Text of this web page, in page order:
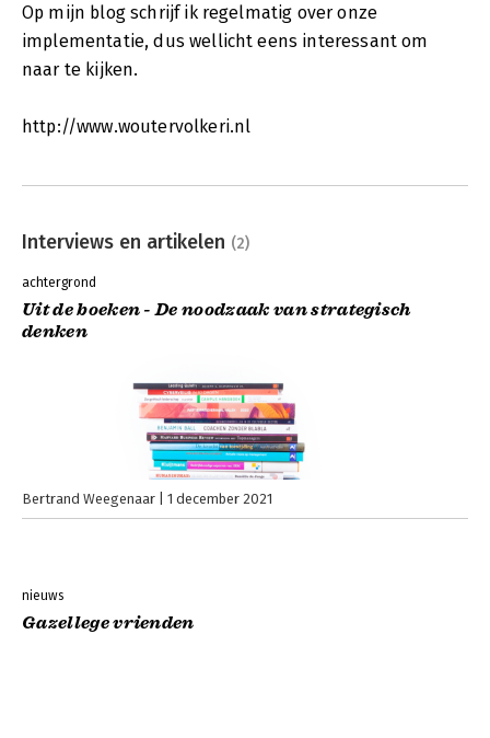
Op mijn blog schrijf ik regelmatig over onze
implementatie, dus wellicht eens interessant om
naar te kijken.
http://www.woutervolkeri.nl
Interviews en artikelen (2)
achtergrond
Uit de boeken - De noodzaak van strategisch
denken
Bertrand Weegenaar 1 december 2021
nieuws
Gazellege vrienden